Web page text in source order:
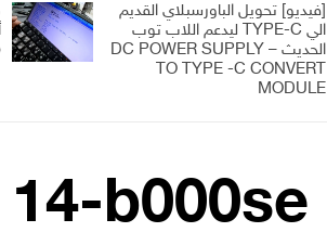
[فيديو] تحويل الباورسبلاي القديم
الي TYPE-C ليدعم اللاب توب
الحديث – DC POWER SUPPLY
TO TYPE -C CONVERT
MODULE
b000se